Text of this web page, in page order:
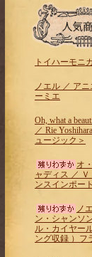
トイハーモニカ
ノエル ／ アニ
ーミエ
Oh, what a
／ Rie
ュージック＞
オ
ャディス ／
ンスインポー
ノ
ン・シャンソ
ル・カイヤー
ング収録 ）フ